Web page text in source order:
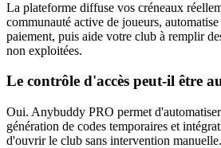
La plateforme diffuse vos créneaux
communauté active de joueurs,
paiement, puis aide votre club à remplir
non exploitées.
Le contrôle d'accès peut-il être
Oui. Anybuddy PRO permet
génération de codes temporaires et
d'ouvrir le club sans intervention manuelle.